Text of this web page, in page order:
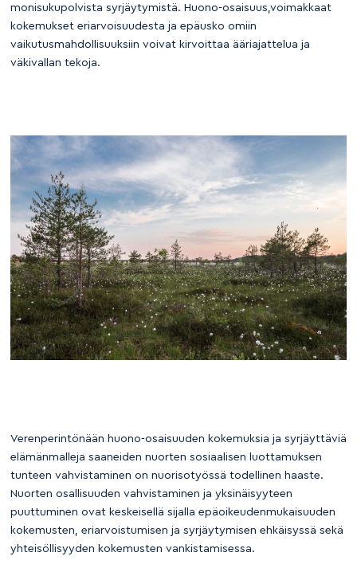
monisukupolvista syrjäytymistä. Huono-osaisuus,voimakkaat
kokemukset eriarvoisuudesta ja epäusko omiin
vaikutusmahdollisuuksiin voivat kirvoittaa ääriajattelua ja
väkivallan tekoja.
Verenperintönään huono-osaisuuden kokemuksia ja syrjäyttäviä
elämänmalleja saaneiden nuorten sosiaalisen luottamuksen
tunteen vahvistaminen on nuorisotyössä todellinen haaste.
Nuorten osallisuuden vahvistaminen ja yksinäisyyteen
puuttuminen ovat keskeisellä sijalla epäoikeudenmukaisuuden
kokemusten, eriarvoistumisen ja syrjäytymisen ehkäisyssä sekä
yhteisöllisyyden kokemusten vankistamisessa.